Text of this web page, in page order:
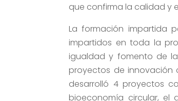
que confirma la calidad y
La formación impartida
impartidos en toda la
igualdad y fomento de
proyectos de
desarrolló 4 proyectos
bioeconomía circular,